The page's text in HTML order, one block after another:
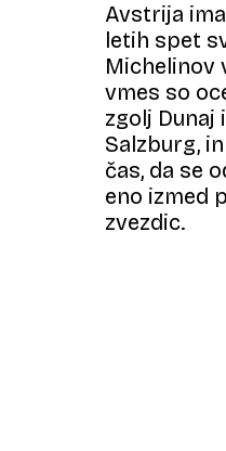
Avstrija
letih spet
Michelinov
vmes so
zgolj Dunaj
Salzburg,
čas, da se
eno izmed
zvezdic.